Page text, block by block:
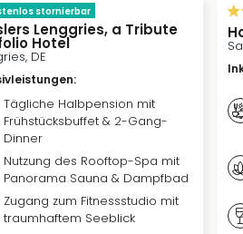
stornierbar
Lenggries, a Tribute
Hotel
DE
:
Tägliche Halbpension mit
Frühstücksbuffet & 2-Gang-
Dinner
Nutzung des Rooftop-Spa mit
Panorama Sauna & Dampfbad
Zugang zum Fitnessstudio mit
traumhaftem Seeblick